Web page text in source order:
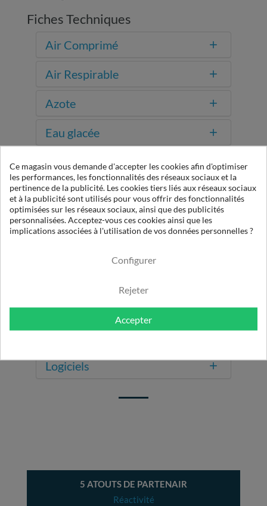
Fiches Techniques
Air Comprimé
Air Respirable
Azote
Eau glacée
Mesure
Vide
Autres documents
Catalogues
Logiciels
5 ATOUTS DE PARTENAIR
Réactivité
Ce magasin vous demande d'accepter les cookies afin d'optimiser
les performances, les fonctionnalités des réseaux sociaux et la
pertinence de la publicité. Les cookies tiers liés aux réseaux sociaux
et à la publicité sont utilisés pour vous offrir des fonctionnalités
optimisées sur les réseaux sociaux, ainsi que des publicités
personnalisées. Acceptez-vous ces cookies ainsi que les
implications associées à l'utilisation de vos données personnelles ?
Configurer
Rejeter
Accepter